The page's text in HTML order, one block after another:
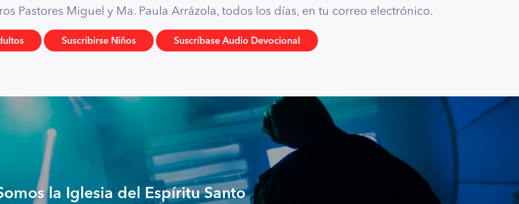
no sólo viene por pedir, la sanidad viene cuando
y en la iglesia los miércoles. Cuando tú esperas a
estás metido en el Espíritu tienes un cántico nuevo,
Cuando Dios te da un cántico ya la hiciste, ya la
sus peticiones delante del Señor, pero sin la
Pastores Miguel y Ma. Paula Arrázola, todos los días, en tu correo electrónico.
Suscribirse Niños Suscríbase Audio Devocional
la Iglesia del Espíritu Santo